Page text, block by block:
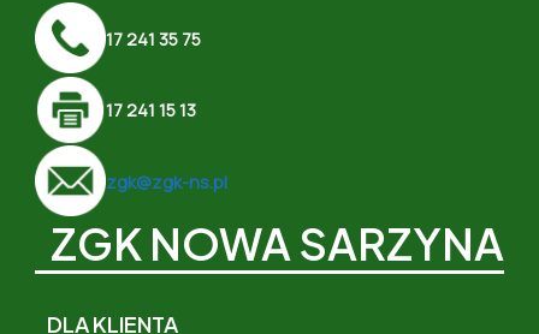
17 241 35 75
17 241 15 13
zgk@zgk-ns.pl
ZGK NOWA SARZYNA
DLA KLIENTA